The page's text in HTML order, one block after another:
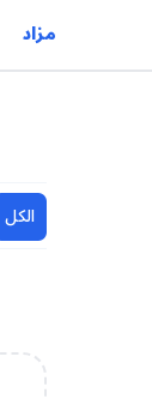
مزاد
الكل